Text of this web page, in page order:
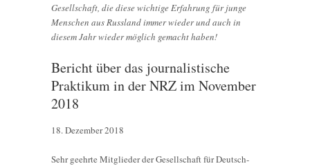
Gesellschaft, die diese wichtige Erfahrung für junge
Menschen aus Russland immer wieder und auch in
diesem Jahr wieder möglich gemacht haben!
Bericht über das journalistische
Praktikum in der NRZ im November
2018
18. Dezember 2018
Sehr geehrte Mitglieder der Gesellschaft für Deutsch-